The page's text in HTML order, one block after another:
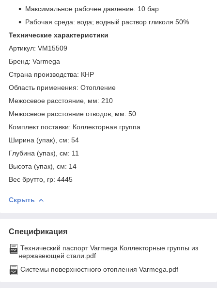
Максимальное рабочее давление: 10 бар
Рабочая среда: вода; водный раствор гликоля 50%
Технические характеристики
Артикул: VM15509
Бренд: Varmega
Страна производства: КНР
Область применения: Отопление
Межосевое расстояние, мм: 210
Межосевое расстояние отводов, мм: 50
Комплект поставки: Коллекторная группа
Ширина (упак), см: 54
Глубина (упак), см: 11
Высота (упак), см: 14
Вес брутто, гр: 4445
Скрыть
Спецификация
Технический паспорт Varmega Коллекторные группы из
нержавеющей стали.pdf
Системы поверхностного отопления Varmega.pdf